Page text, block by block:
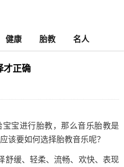
健康 胎教 名人
才正确
宝进行胎教，那么音乐胎教是
该要如何选择胎教音乐呢？
舒缓、轻柔、流畅、欢快、表现